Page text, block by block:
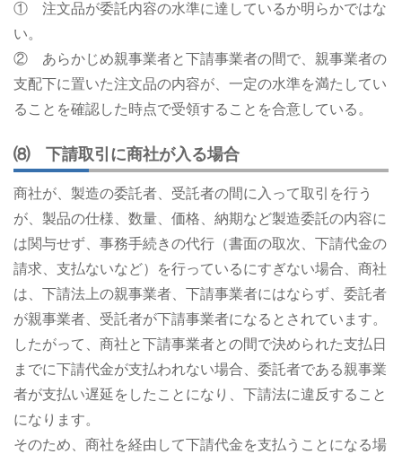
① 注文品が委託内容の水準に達しているか明らかではな
い。
② あらかじめ親事業者と下請事業者の間で、親事業者の
支配下に置いた注文品の内容が、一定の水準を満たしてい
ることを確認した時点で受領することを合意している。
⑻ 下請取引に商社が入る場合
商社が、製造の委託者、受託者の間に入って取引を行う
が、製品の仕様、数量、価格、納期など製造委託の内容に
は関与せず、事務手続きの代行（書面の取次、下請代金の
請求、支払ないなど）を行っているにすぎない場合、商社
は、下請法上の親事業者、下請事業者にはならず、委託者
が親事業者、受託者が下請事業者になるとされています。
したがって、商社と下請事業者との間で決められた支払日
までに下請代金が支払われない場合、委託者である親事業
者が支払い遅延をしたことになり、下請法に違反すること
になります。
そのため、商社を経由して下請代金を支払うことになる場